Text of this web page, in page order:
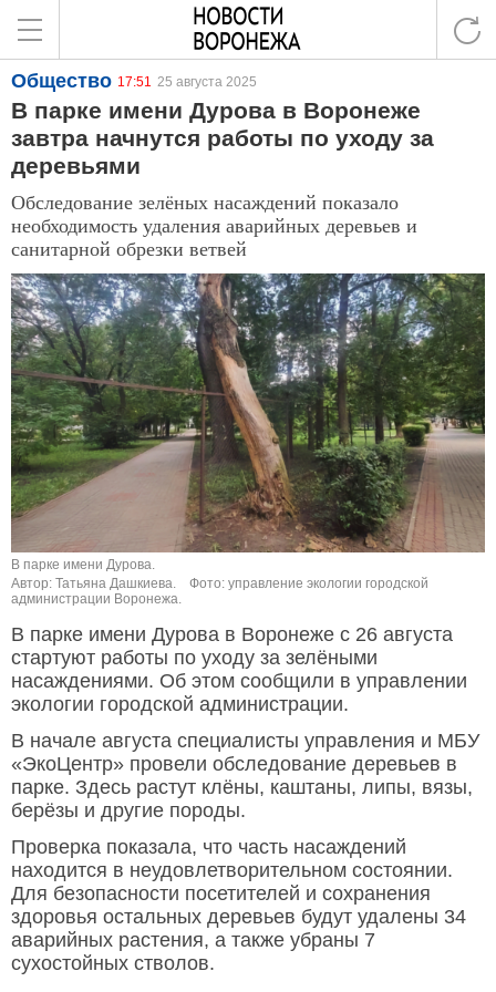
Общество 17:51 25 августа 2025
В парке имени Дурова в Воронеже
завтра начнутся работы по уходу за
деревьями
Обследование зелёных насаждений показало
необходимость удаления аварийных деревьев и
санитарной обрезки ветвей
В парке имени Дурова.
Автор: Татьяна Дашкиева.
Фото: управление экологии городской
администрации Воронежа.
В парке имени Дурова в Воронеже с 26 августа
стартуют работы по уходу за зелёными
насаждениями. Об этом сообщили в управлении
экологии городской администрации.
В начале августа специалисты управления и МБУ
«ЭкоЦентр» провели обследование деревьев в
парке. Здесь растут клёны, каштаны, липы, вязы,
берёзы и другие породы.
Проверка показала, что часть насаждений
находится в неудовлетворительном состоянии.
Для безопасности посетителей и сохранения
здоровья остальных деревьев будут удалены 34
аварийных растения, а также убраны 7
сухостойных стволов.